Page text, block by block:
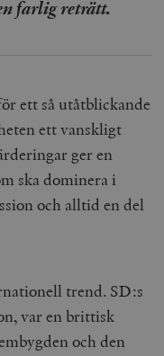
farlig reträtt.
ett så utåtblickande
ett vanskligt
ger en
ska dominera i
och alltid en del
trend. SD:s
var en brittisk
och den